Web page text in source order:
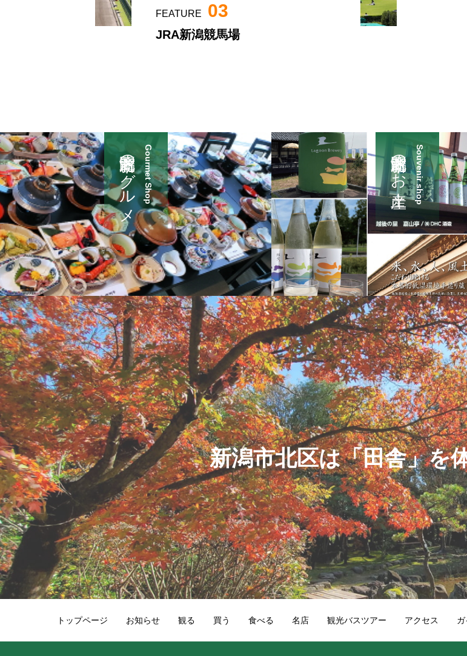
FEATURE 03
JRA新潟競馬場
Gourmet Shop
新潟市北区のグルメ Souvenir shop
新潟市北区のお土産
新潟市北区は「田舎」を
トップページ お知らせ 観る 買う 食べる 名店 観光バスツアー アクセス